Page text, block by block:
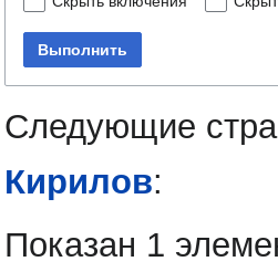
Выполнить
Следующие
Кирилов:
Показан 1